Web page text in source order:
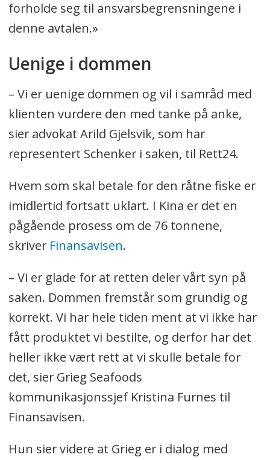
forholde seg til ansvarsbegrensningene i
denne avtalen.»
Uenige i dommen
– Vi er uenige dommen og vil i samråd med
klienten vurdere den med tanke på anke,
sier advokat Arild Gjelsvik, som har
representert Schenker i saken, til Rett24.
Hvem som skal betale for den råtne fiske er
imidlertid fortsatt uklart. I Kina er det en
pågående prosess om de 76 tonnene,
skriver Finansavisen.
– Vi er glade for at retten deler vårt syn på
saken. Dommen fremstår som grundig og
korrekt. Vi har hele tiden ment at vi ikke har
fått produktet vi bestilte, og derfor har det
heller ikke vært rett at vi skulle betale for
det, sier Grieg Seafoods
kommunikasjonssjef Kristina Furnes til
Finansavisen.
Hun sier videre at Grieg er i dialog med